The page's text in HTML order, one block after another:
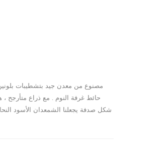
مصنوع من معدن جيد بتشطيبات
حائط غرفة النوم . مع ذراع متأرجح
شكل صدفة يجعلنا الشمعدان الأسود